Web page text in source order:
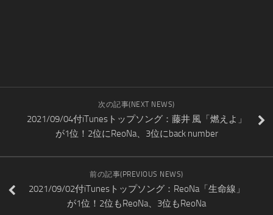
次の記事(NEXT NEWS)
2021/09/04付iTunesトップソング：藤井 風「燃えよ」
が1位！2位にReoNa、3位にback number
前の記事(PREVIOUS NEWS)
2021/09/02付iTunesトップソング：ReoNa「生命線」
が1位！2位もReoNa、3位もReoNa